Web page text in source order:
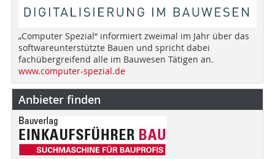
„Computer Spezial“ informiert zweimal im Jahr über das
softwareunterstützte Bauen und spricht dabei
fachübergreifend alle im Bauwesen Tätigen an.
www.computer-spezial.de
Anbieter finden